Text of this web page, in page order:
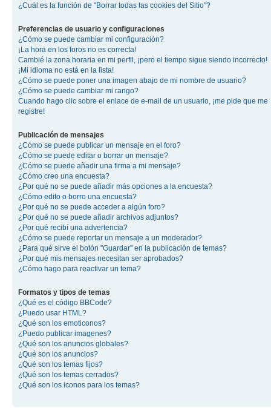
¿Cuál es la función de "Borrar todas las cookies del Sitio"?
Preferencias de usuario y configuraciones
¿Cómo se puede cambiar mi configuración?
¡La hora en los foros no es correcta!
Cambié la zona horaria en mi perfil, ¡pero el tiempo sigue siendo incorrecto!
¡Mi idioma no está en la lista!
¿Cómo se puede poner una imagen abajo de mi nombre de usuario?
¿Cómo se puede cambiar mi rango?
Cuando hago clic sobre el enlace de e-mail de un usuario, ¡me pide que me
registre!
Publicación de mensajes
¿Cómo se puede publicar un mensaje en el foro?
¿Cómo se puede editar o borrar un mensaje?
¿Cómo se puede añadir una firma a mi mensaje?
¿Cómo creo una encuesta?
¿Por qué no se puede añadir más opciones a la encuesta?
¿Cómo edito o borro una encuesta?
¿Por qué no se puede acceder a algún foro?
¿Por qué no se puede añadir archivos adjuntos?
¿Por qué recibí una advertencia?
¿Cómo se puede reportar un mensaje a un moderador?
¿Para qué sirve el botón "Guardar" en la publicación de temas?
¿Por qué mis mensajes necesitan ser aprobados?
¿Cómo hago para reactivar un tema?
Formatos y tipos de temas
¿Qué es el código BBCode?
¿Puedo usar HTML?
¿Qué son los emoticonos?
¿Puedo publicar imagenes?
¿Qué son los anuncios globales?
¿Qué son los anuncios?
¿Qué son los temas fijos?
¿Qué son los temas cerrados?
¿Qué son los iconos para los temas?